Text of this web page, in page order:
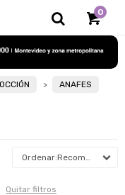
0
ANAFES
Recomendados
Quitar filtros